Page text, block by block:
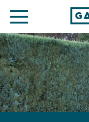
innehållet